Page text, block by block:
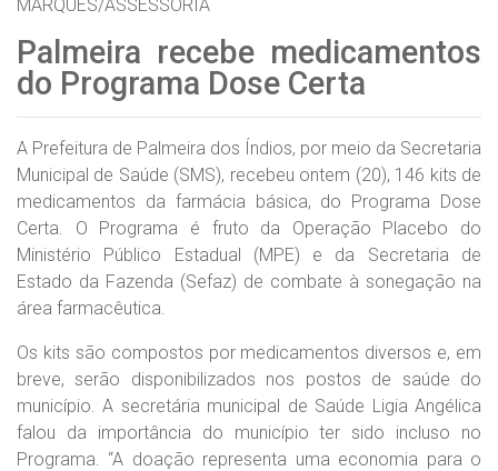
MARQUES/ASSESSORIA
Palmeira recebe medicamentos
do Programa Dose Certa
A Prefeitura de Palmeira dos Índios, por meio da Secretaria
Municipal de Saúde (SMS), recebeu ontem (20), 146 kits de
medicamentos da farmácia básica, do Programa Dose
Certa. O Programa é fruto da Operação Placebo do
Ministério Público Estadual (MPE) e da Secretaria de
Estado da Fazenda (Sefaz) de combate à sonegação na
área farmacêutica.
Os kits são compostos por medicamentos diversos e, em
breve, serão disponibilizados nos postos de saúde do
município. A secretária municipal de Saúde Ligia Angélica
falou da importância do município ter sido incluso no
Programa. “A doação representa uma economia para o